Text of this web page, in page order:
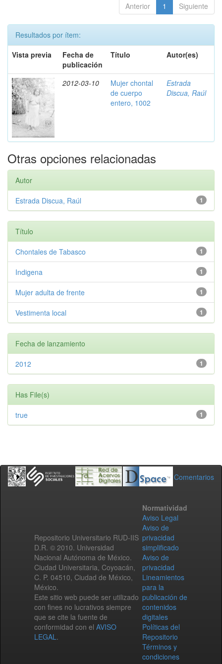
Anterior 1 Siguiente
Resultados por ítem:
Vista previa
Fecha de
publicación
Título Autor(es)
2012-03-10
Mujer chontal
de cuerpo
entero, 1002
Estrada
Discua, Raúl
Otras opciones relacionadas
Autor
1
Estrada Discua, Raúl
Título
1
Chontales de Tabasco
1
Indigena
1
Mujer adulta de frente
1
Vestimenta local
Fecha de lanzamiento
1
2012
Has File(s)
1
true
Comentarios
Repositorio Universitario RUD-IIS
D.R. © 2010. Universidad
Nacional Autónoma de México.
Ciudad Universitaria, Coyoacán,
C. P. 04510, Ciudad de México,
México.
Este sitio web puede ser utilizado
con fines no lucrativos siempre
que se cite la fuente de
conformidad con el AVISO
LEGAL.
Normatividad
Aviso Legal
Aviso de
privacidad
simplificado
Aviso de
privacidad
Lineamientos
para la
publicación de
contenidos
digitales
Políticas del
Repositorio
Términos y
condiciones